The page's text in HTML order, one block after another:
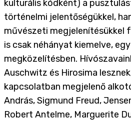
kulturális kódként) a
történelmi jelentőségükkel,
művészeti megjelenítésükkel
is csak néhányat kiemelve,
megközelítésben.
Auschwitz és Hirosima
kapcsolatban megjelenő
András, Sigmund Freud,
Robert Antelme, Marguerite